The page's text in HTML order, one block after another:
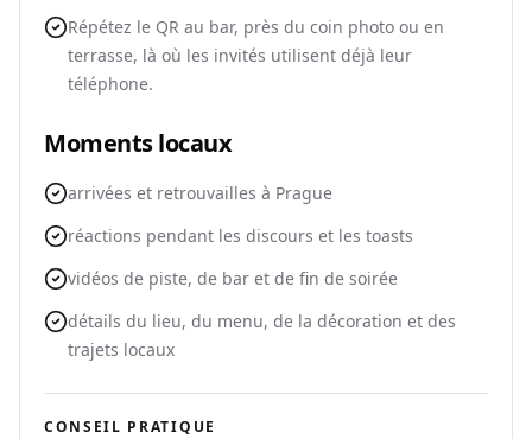
Répétez le QR au bar, près du coin photo ou en
terrasse, là où les invités utilisent déjà leur
téléphone.
Moments locaux
arrivées et retrouvailles à Prague
réactions pendant les discours et les toasts
vidéos de piste, de bar et de fin de soirée
détails du lieu, du menu, de la décoration et des
trajets locaux
CONSEIL PRATIQUE